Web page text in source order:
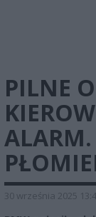
PILNE
30 września 2025